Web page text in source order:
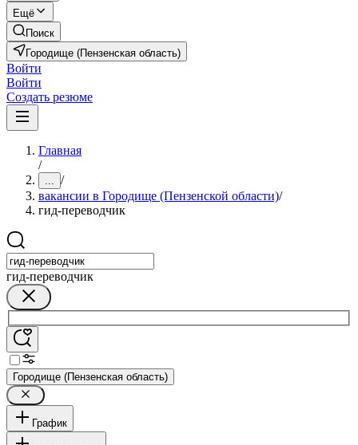
Ещё
Поиск
Городище (Пензенская область)
Войти
Войти
Создать резюме
Главная
/
... /
вакансии в Городище (Пензенской области)/
гид-переводчик
гид-переводчик
Городище (Пензенская область)
График